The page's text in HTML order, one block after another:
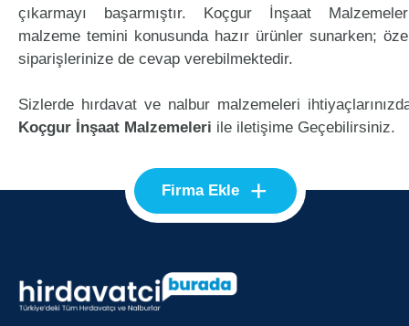
çıkarmayı başarmıştır. Koçgur İnşaat
malzeme temini konusunda hazır ürünler sunarken;
siparişlerinize de cevap verebilmektedir.
Sizlerde hırdavat ve nalbur malzemeleri
Koçgur İnşaat Malzemeleri ile iletişime Geçebilirsiniz.
Firma Ekle +